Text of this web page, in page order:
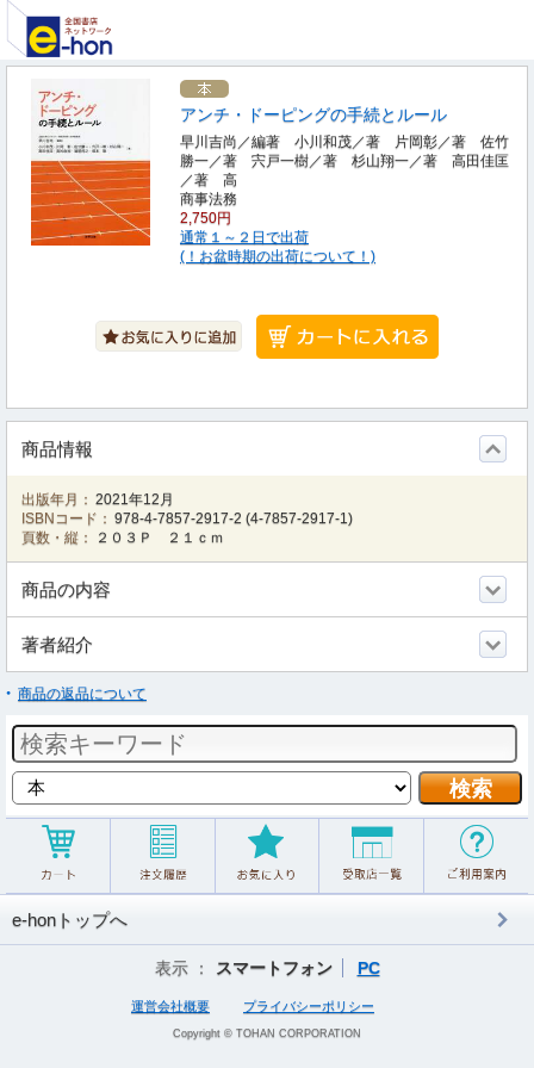
アンチ・ドーピングの手続とルール
早川吉尚／編著 小川和茂／著 片岡彰／著 佐竹
勝一／著 宍戸一樹／著 杉山翔一／著 高田佳匡
／著 高
商事法務
2,750円
通常１～２日で出荷
(！お盆時期の出荷について！)
商品情報
出版年月： 2021年12月
ISBNコード： 978-4-7857-2917-2 (4-7857-2917-1)
頁数・縦：
２０３Ｐ ２１ｃｍ
商品の内容
著者紹介
商品の返品について
e-honトップへ
表示 ： スマートフォン PC
運営会社概要 プライバシーポリシー
Copyright © TOHAN CORPORATION